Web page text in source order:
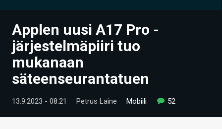
UUTISET
ARTIKKELIT
VIDEOT
TECHBBS
Applen uusi A17 Pro -
järjestelmäpiiri tuo
mukanaan
säteenseurantatuen
13.9.2023 - 08:21 Petrus Laine Mobiili 52